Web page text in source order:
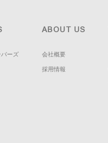
ーズ
ABOUT US
会社概要
採用情報